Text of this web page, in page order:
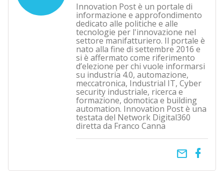
Innovation Post è un portale di
informazione e approfondimento
dedicato alle politiche e alle
tecnologie per l'innovazione nel
settore manifatturiero. Il portale è
nato alla fine di settembre 2016 e
si è affermato come riferimento
d’elezione per chi vuole informarsi
su industria 4.0, automazione,
meccatronica, Industrial IT, Cyber
security industriale, ricerca e
formazione, domotica e building
automation. Innovation Post è una
testata del Network Digital360
diretta da Franco Canna
email